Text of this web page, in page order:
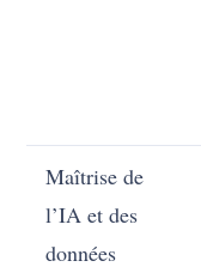
Maîtrise de
l’IA et des
données